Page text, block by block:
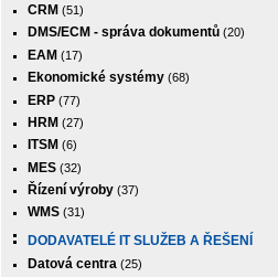
CRM (51)
DMS/ECM - správa dokumentů (20)
EAM (17)
Ekonomické systémy (68)
ERP (77)
HRM (27)
ITSM (6)
MES (32)
Řízení výroby (37)
WMS (31)
DODAVATELÉ IT SLUŽEB A ŘEŠENÍ
Datová centra (25)